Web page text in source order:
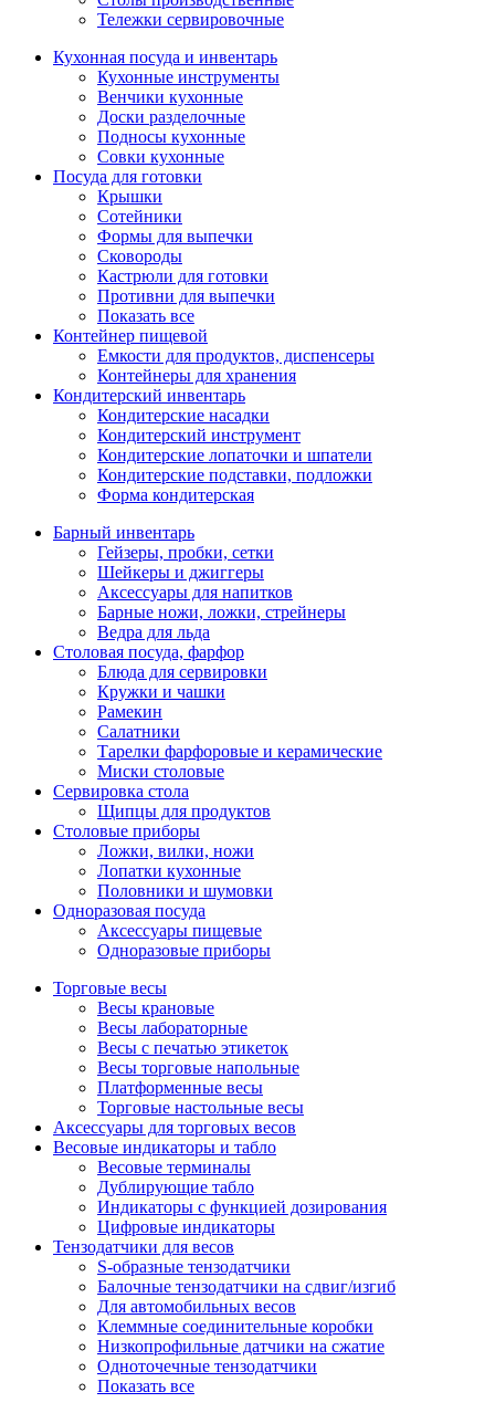
Тележки сервировочные
Кухонная посуда и инвентарь
Кухонные инструменты
Венчики кухонные
Доски разделочные
Подносы кухонные
Совки кухонные
Посуда для готовки
Крышки
Сотейники
Формы для выпечки
Сковороды
Кастрюли для готовки
Противни для выпечки
Показать все
Контейнер пищевой
Емкости для продуктов, диспенсеры
Контейнеры для хранения
Кондитерский инвентарь
Кондитерские насадки
Кондитерский инструмент
Кондитерские лопаточки и шпатели
Кондитерские подставки, подложки
Форма кондитерская
Барный инвентарь
Гейзеры, пробки, сетки
Шейкеры и джиггеры
Аксессуары для напитков
Барные ножи, ложки, стрейнеры
Ведра для льда
Столовая посуда, фарфор
Блюда для сервировки
Кружки и чашки
Рамекин
Салатники
Тарелки фарфоровые и керамические
Миски столовые
Сервировка стола
Щипцы для продуктов
Столовые приборы
Ложки, вилки, ножи
Лопатки кухонные
Половники и шумовки
Одноразовая посуда
Аксессуары пищевые
Одноразовые приборы
Торговые весы
Весы крановые
Весы лабораторные
Весы с печатью этикеток
Весы торговые напольные
Платформенные весы
Торговые настольные весы
Аксессуары для торговых весов
Весовые индикаторы и табло
Весовые терминалы
Дублирующие табло
Индикаторы с функцией дозирования
Цифровые индикаторы
Тензодатчики для весов
S-образные тензодатчики
Балочные тензодатчики на сдвиг/изгиб
Для автомобильных весов
Клеммные соединительные коробки
Низкопрофильные датчики на сжатие
Одноточечные тензодатчики
Показать все